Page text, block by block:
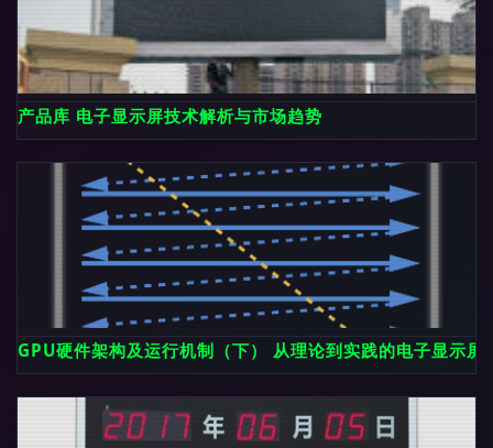
产品库 电子显示屏技术解析与市场趋势
GPU硬件架构及运行机制（下） 从理论到实践的电子显示屏